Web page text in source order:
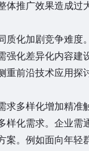
体推广效果造成过
质化加剧竞争难度
强化差异化内容建
重前沿技术应用探
求多样化增加精准
样化需求。企业需
案。例如面向年轻